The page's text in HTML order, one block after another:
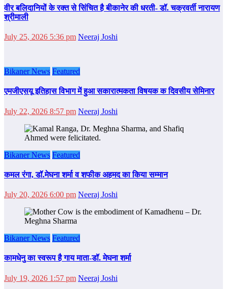
वीर बलिदानियों के रक्त से सिंचित है बीकानेर की धरती- डॉ. चक्रवर्ती नारायण
श्रीमाली
July 25, 2026 5:36 pm Neeraj Joshi
Bikaner News Featured
एमजीएसयू इतिहास विभाग में हुआ सकारात्मकता विषयक क दिवसीय सेमिनार
July 22, 2026 8:57 pm Neeraj Joshi
Bikaner News Featured
कमल रंगा, डॉ.मेघना शर्मा व शफीक अहमद का किया सम्‍मान
July 20, 2026 6:00 pm Neeraj Joshi
Bikaner News Featured
कामधेनु का स्वरूप है गाय माता-डॉ. मेघना शर्मा
July 19, 2026 1:57 pm Neeraj Joshi